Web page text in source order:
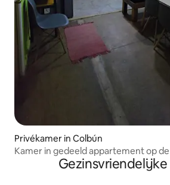
Privékamer in Colbún
Kamer in gedeeld appartement op